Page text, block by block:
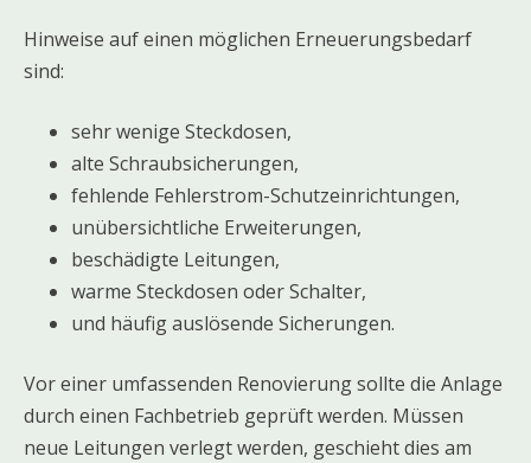
Hinweise auf einen möglichen Erneuerungsbedarf
sind:
sehr wenige Steckdosen,
alte Schraubsicherungen,
fehlende Fehlerstrom-Schutzeinrichtungen,
unübersichtliche Erweiterungen,
beschädigte Leitungen,
warme Steckdosen oder Schalter,
und häufig auslösende Sicherungen.
Vor einer umfassenden Renovierung sollte die Anlage
durch einen Fachbetrieb geprüft werden. Müssen
neue Leitungen verlegt werden, geschieht dies am